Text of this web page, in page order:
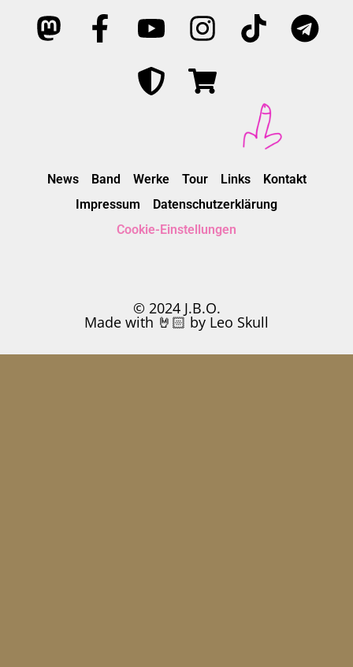
News Band Werke Tour Links
Kontakt
Impressum
Datenschutzerklärung
Cookie-Einstellungen
© 2024 J.B.O.
Made with 🤘🏻 by Leo Skull